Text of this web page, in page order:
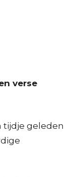
verse
tijdje geleden